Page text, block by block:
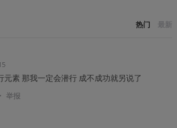
热门 最新
元素 那我一定会潜行 成不成功就另说了
・ 举报